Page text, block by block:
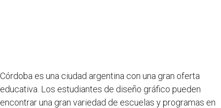
Córdoba es una ciudad argentina con una gran oferta
educativa. Los estudiantes de diseño gráfico pueden
encontrar una gran variedad de escuelas y programas en